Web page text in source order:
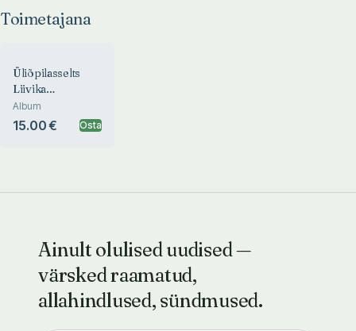
Toimetajana
Üliõpilasselts
Liivika
liikmeskond
1909-2003
Album
15.00 € Osta
Ainult olulised uudised —
värsked raamatud,
allahindlused, sündmused.